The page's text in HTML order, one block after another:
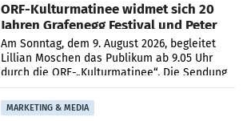
ORF-Kulturmatinee widmet sich 20
Jahren Grafenegg Festival und Peter
Simonischek
Am Sonntag, dem 9. August 2026, begleitet
Lillian Moschen das Publikum ab 9.05 Uhr
durch die ORF-„Kulturmatinee“. Die Sendung
startet mit der Dokumentation „20 Jahre
Grafenegg
MARKETING & MEDIA